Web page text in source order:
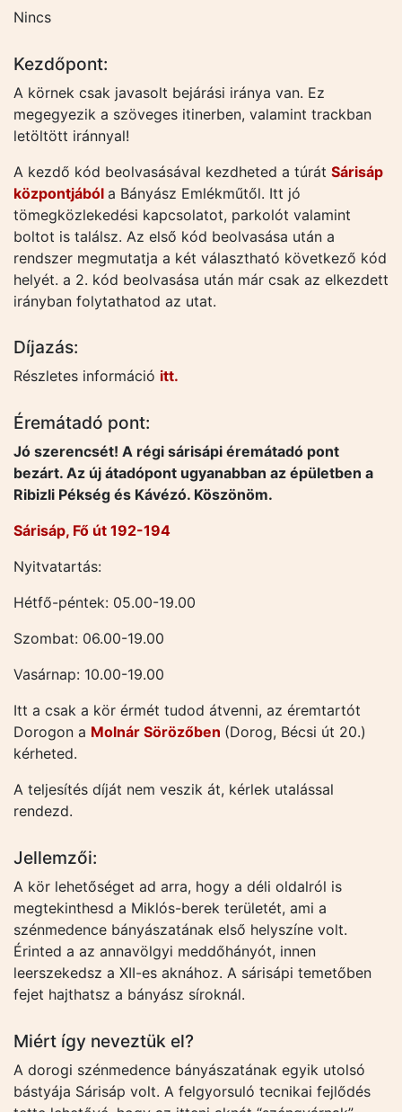
Nincs
Kezdőpont:
A körnek csak javasolt bejárási iránya van. Ez
megegyezik a szöveges itinerben, valamint trackban
letöltött iránnyal!
A kezdő kód beolvasásával kezdheted a túrát Sárisáp
központjából a Bányász Emlékműtől. Itt jó
tömegközlekedési kapcsolatot, parkolót valamint
boltot is találsz. Az első kód beolvasása után a
rendszer megmutatja a két választható következő kód
helyét. a 2. kód beolvasása után már csak az elkezdett
irányban folytathatod az utat.
Díjazás:
Részletes információ itt.
Éremátadó pont:
Jó szerencsét! A régi sárisápi éremátadó pont
bezárt. Az új átadópont ugyanabban az épületben a
Ribizli Pékség és Kávézó. Köszönöm.
Sárisáp, Fő út 192-194
Nyitvatartás:
Hétfő-péntek: 05.00-19.00
Szombat: 06.00-19.00
Vasárnap: 10.00-19.00
Itt a csak a kör érmét tudod átvenni, az éremtartót
Dorogon a Molnár Sörözőben (Dorog, Bécsi út 20.)
kérheted.
A teljesítés díját nem veszik át, kérlek utalással
rendezd.
Jellemzői:
A kör lehetőséget ad arra, hogy a déli oldalról is
megtekinthesd a Miklós-berek területét, ami a
szénmedence bányászatának első helyszíne volt.
Érinted a az annavölgyi meddőhányót, innen
leerszekedsz a XII-es aknához. A sárisápi temetőben
fejet hajthatsz a bányász síroknál.
Miért így neveztük el?
A dorogi szénmedence bányászatának egyik utolsó
bástyája Sárisáp volt. A felgyorsuló tecnikai fejlődés